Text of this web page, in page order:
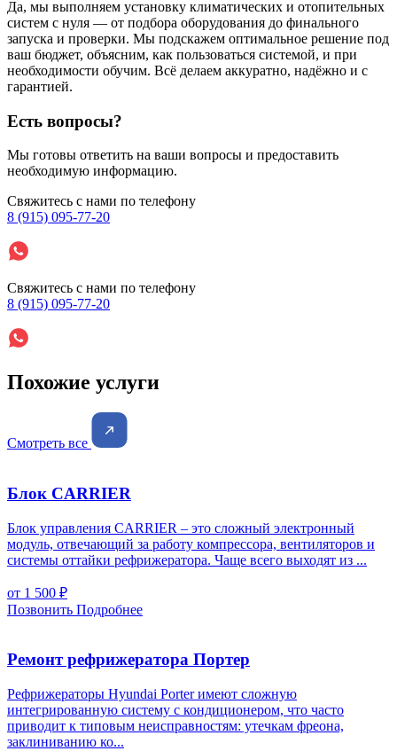
Да, мы выполняем установку климатических и отопительных
систем с нуля — от подбора оборудования до финального
запуска и проверки. Мы подскажем оптимальное решение под
ваш бюджет, объясним, как пользоваться системой, и при
необходимости обучим. Всё делаем аккуратно, надёжно и с
гарантией.
Есть вопросы?
Мы готовы ответить на ваши вопросы и предоставить
необходимую информацию.
Свяжитесь с нами по телефону
8 (915) 095-77-20
Свяжитесь с нами по телефону
8 (915) 095-77-20
Похожие услуги
Смотреть все
Блок CARRIER
Блок управления CARRIER – это сложный электронный
модуль, отвечающий за работу компрессора, вентиляторов и
системы оттайки рефрижератора. Чаще всего выходят из ...
от 1 500 ₽
Позвонить Подробнее
Ремонт рефрижератора Портер
Рефрижераторы Hyundai Porter имеют сложную
интегрированную систему с кондиционером, что часто
приводит к типовым неисправностям: утечкам фреона,
заклиниванию ко...